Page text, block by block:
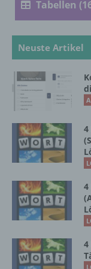
Tabellen
Neuste Artikel
4
4
4
die
die
Löschen
d)
künftige